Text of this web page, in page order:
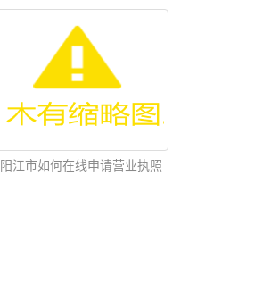
阳江市如何在线申请营业执照